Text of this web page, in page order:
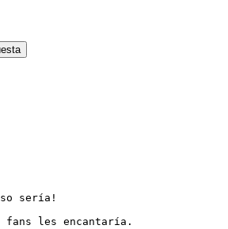
sería!
fans les encantaría.